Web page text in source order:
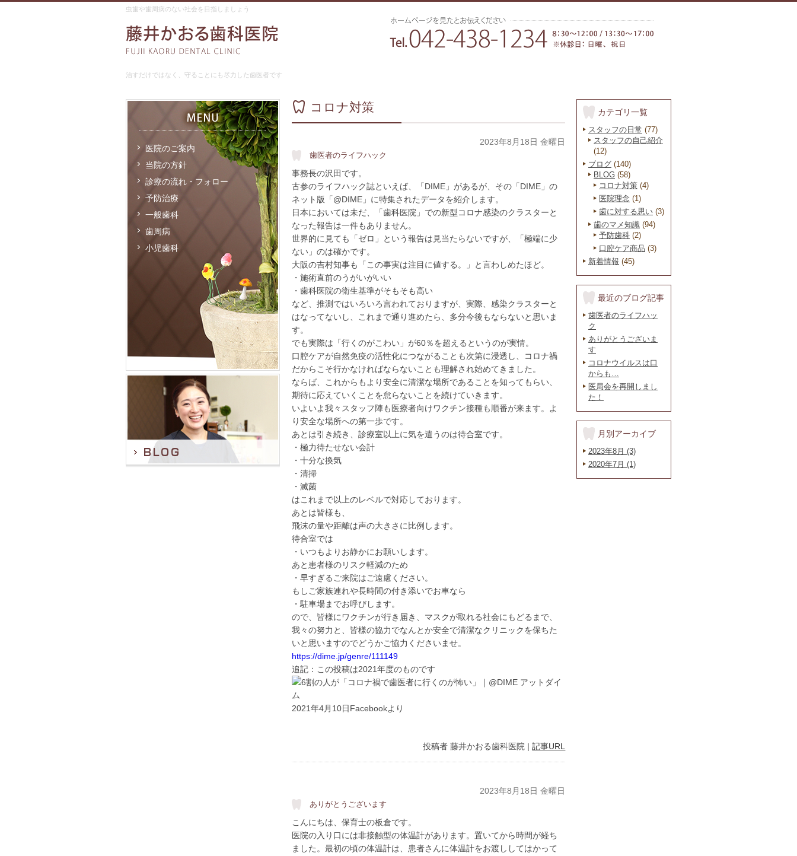
虫歯や歯周病のない社会を目指しましょう
治すだけではなく、守ることにも尽力した歯医者です
コロナ対策
2023年8月18日 金曜日
歯医者のライフハック
事務長の沢田です。
古参のライフハック誌といえば、「DIME」があるが、その「DIME」の
ネット版「@DIME」に特集されたデータを紹介します。
日本においては未だ、「歯科医院」での新型コロナ感染のクラスターと
なった報告は一件もありません。
世界的に見ても「ゼロ」という報告は見当たらないですが、「極端に少
ない」のは確かです。
大阪の吉村知事も「この事実は注目に値する。」と言わしめたほど。
・施術直前のうがいがいい
・歯科医院の衛生基準がそもそも高い
など、推測ではいろいろ言われておりますが、実際、感染クラスターと
はなってないし、これまで通り進めたら、多分今後もならないと思いま
す。
でも実際は「行くのがこわい」が60％を超えるというのが実情。
口腔ケアが自然免疫の活性化につながることも次第に浸透し、コロナ禍
だからこそ行かなければならないことも理解され始めてきました。
ならば、これからもより安全に清潔な場所であることを知ってもらい、
期待に応えていくことを怠らないことを続けていきます。
いよいよ我々スタッフ陣も医療者向けワクチン接種も順番が来ます。よ
り安全な場所への第一歩です。
あとは引き続き、診療室以上に気を遣うのは待合室です。
・極力待たせない会計
・十分な換気
・清掃
・滅菌
はこれまで以上のレベルで対応しております。
あとは皆様も、
飛沫の量や距離は声の大きさに比例します。
待合室では
・いつもよりお静かにお願いします。
あと患者様のリスク軽減のため
・早すぎるご来院はご遠慮ください。
もしご家族連れや長時間の付き添いでお車なら
・駐車場までお呼びします。
ので、皆様にワクチンが行き届き、マスクが取れる社会にもどるまで、
我々の努力と、皆様の協力でなんとか安全で清潔なクリニックを保ちた
いと思いますのでどうかご協力くださいませ。
https://dime.jp/genre/111149
追記：この投稿は2021年度のものです
2021年4月10日Facebookより
投稿者藤井かおる歯科医院 |記事URL
2023年8月18日 金曜日
ありがとうございます
こんにちは、保育士の板倉です。
医院の入り口には非接触型の体温計があります。置いてから時間が経ち
ました。最初の頃の体温計は、患者さんに体温計をお渡ししてはかって
カテゴリ一覧
スタッフの日常 (77)
スタッフの自己紹介
(12)
ブログ (140)
BLOG (58)
コロナ対策 (4)
医院理念 (1)
歯に対する思い (3)
歯のマメ知識 (94)
予防歯科 (2)
口腔ケア商品 (3)
新着情報 (45)
最近のブログ記事
歯医者のライフハッ
ク
ありがとうございま
す
コロナウイルスは口
からも…
医局会を再開しまし
た！
月別アーカイブ
2023年8月 (3)
2020年7月 (1)
医院のご案内
当院の方針
診療の流れ・フォロー
予防治療
一般歯科
歯周病
小児歯科